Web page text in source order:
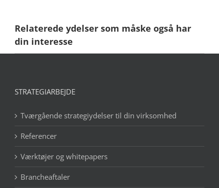
Relaterede ydelser som måske også har
din interesse
STRATEGIARBEJDE
Tværgående strategiydelser til din virksomhed
Referencer
Værktøjer og whitepapers
Brancheaftaler